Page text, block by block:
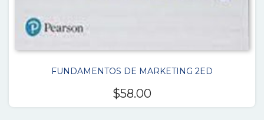
FUNDAMENTOS DE MARKETING 2ED
$58.00